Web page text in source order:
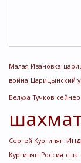
Малая Ивановка
война Царицынский
Белуха Тучков сейнер
Сергей Кургинян
Кургинян Россия сша